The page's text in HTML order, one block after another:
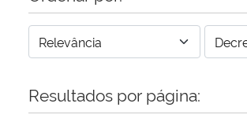
Resultados por página: